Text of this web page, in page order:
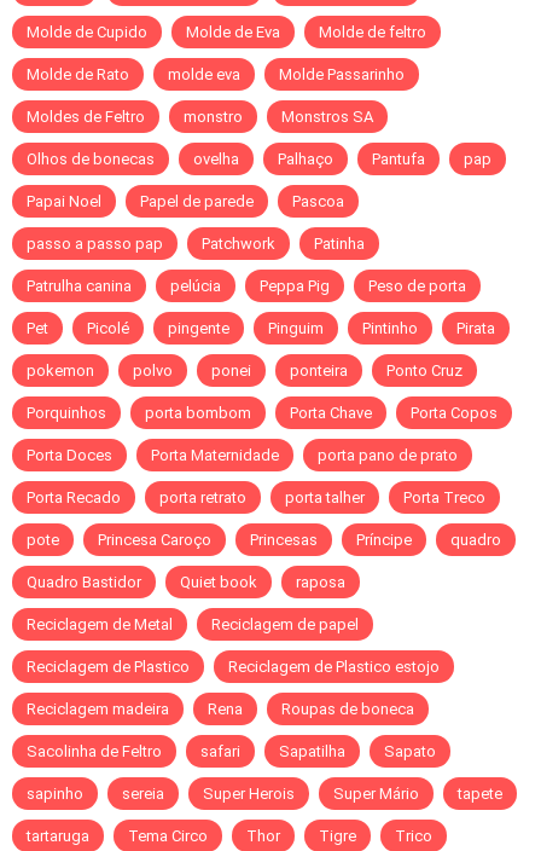
Molde de Cupido Molde de Eva Molde de feltro
Molde de Rato molde eva Molde Passarinho
Moldes de Feltro monstro Monstros SA
Olhos de bonecas ovelha Palhaço Pantufa pap
Papai Noel Papel de parede Pascoa
passo a passo pap Patchwork Patinha
Patrulha canina pelúcia Peppa Pig Peso de porta
Pet Picolé pingente Pinguim Pintinho Pirata
pokemon polvo ponei ponteira Ponto Cruz
Porquinhos porta bombom Porta Chave Porta Copos
Porta Doces Porta Maternidade porta pano de prato
Porta Recado porta retrato porta talher Porta Treco
pote Princesa Caroço Princesas Príncipe quadro
Quadro Bastidor Quiet book raposa
Reciclagem de Metal Reciclagem de papel
Reciclagem de Plastico Reciclagem de Plastico estojo
Reciclagem madeira Rena Roupas de boneca
Sacolinha de Feltro safari Sapatilha Sapato
sapinho sereia Super Herois Super Mário tapete
tartaruga Tema Circo Thor Tigre Trico